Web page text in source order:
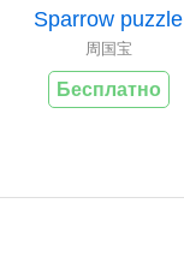
Sparrow puzzle
周国宝
Бесплатно